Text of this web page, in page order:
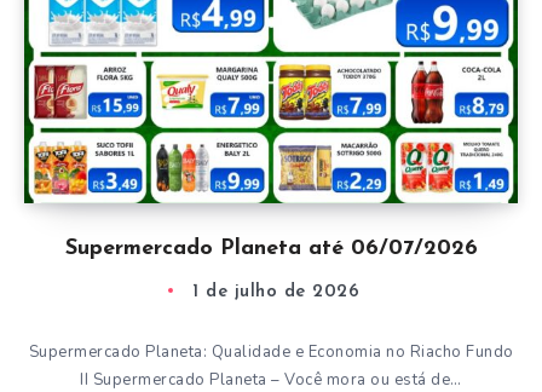
Supermercado Planeta até 06/07/2026
1 de julho de 2026
Supermercado Planeta: Qualidade e Economia no Riacho Fundo
II Supermercado Planeta – Você mora ou está de…